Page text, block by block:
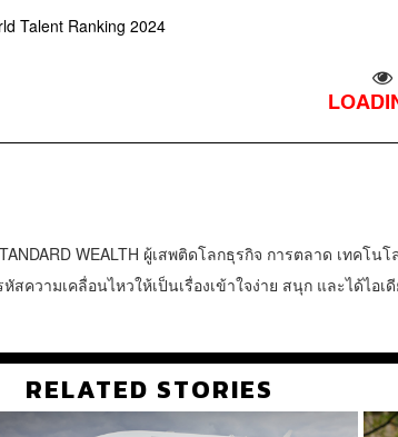
Talent Ranking 2024
WEALTH ผู้เสพติดโลกธุรกิจ การตลาด เทคโนโ
วามเคลื่อนไหวให้เป็นเรื่องเข้าใจง่าย สนุก และได้ไอเ
RELATED STORIES